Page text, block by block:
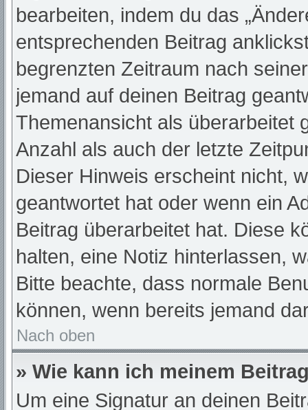
bearbeiten, indem du das
entsprechenden Beitrag
begrenzten Zeitraum nach
jemand auf deinen Beitrag
Themenansicht als überarbeitet
Anzahl als auch der letzte
Dieser Hinweis erscheint nicht,
geantwortet hat oder wenn ein
Beitrag überarbeitet hat. Diese
halten, eine Notiz hinterlassen,
Bitte beachte, dass normale
können, wenn bereits jemand
Nach oben
» Wie kann ich meinem
Um eine Signatur an deinen